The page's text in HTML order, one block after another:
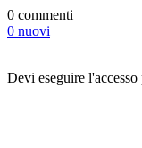
0 commenti
0 nuovi
Devi eseguire